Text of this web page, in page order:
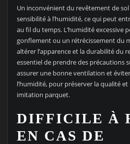
Un inconvénient du revêtement de
sensibilité à l’humidité, ce qui peut
au fil du temps. L’humidité excessive
gonflement ou un rétrécissement du
altérer l’apparence et la durabilité du
essentiel de prendre des précautions
assurer une bonne ventilation et
l’humidité, pour préserver la qualité et
imitation parquet.
DIFFICILE À
EN CAS DE